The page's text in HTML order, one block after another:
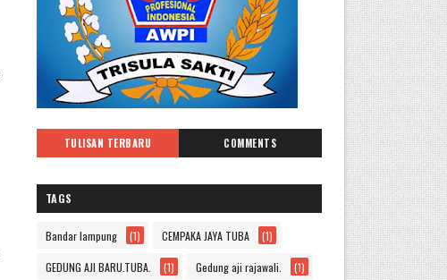
TULISAN TERBARU COMMENTS
TAGS
Bandar lampung (1) CEMPAKA JAYA TUBA (1)
GEDUNG AJI BARU.TUBA. (1) Gedung aji rajawali. (1)